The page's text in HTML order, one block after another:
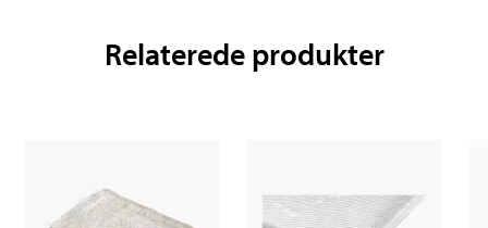
Relaterede produkter